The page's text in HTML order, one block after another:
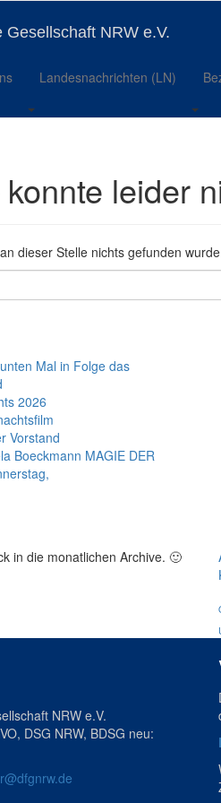
Gesellschaft NRW e.V.
Landesnachrichten (LN)
leider
dieser Stelle nichts gefunden
Mal in Folge das
2026
Vorstand
Boeckmann MAGIE DER
in die monatlichen Archive. 🙂
NRW e.V.
DSG NRW, BDSG neu: